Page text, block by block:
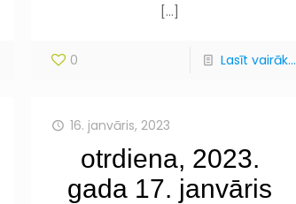
[…]
0 Lasīt vairāk...
16. janvāris, 2023
otrdiena, 2023.
gada 17. janvāris